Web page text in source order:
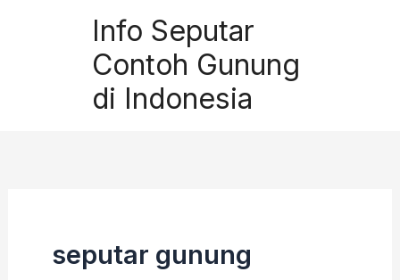
Info Seputar
Contoh Gunung
di Indonesia
seputar gunung